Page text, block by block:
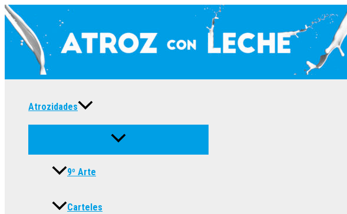
Ir
contenido
Atrozidades
9º Arte
Carteles